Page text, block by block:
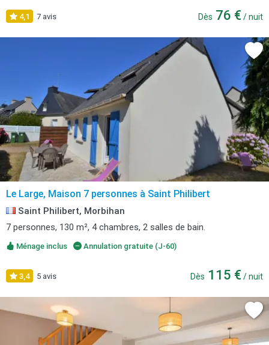
4,1 7 avis Dès 76 € / nuit
Le Large, Maison 7 personnes à Saint Philibert
Saint Philibert, Morbihan
7 personnes, 130 m², 4 chambres, 2 salles de bain.
Ménage inclus Annulation gratuite (J-60)
3,4 5 avis Dès 115 € / nuit